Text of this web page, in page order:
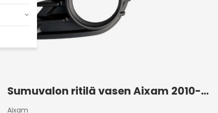
Sumuvalon ritilä vasen Aixam 2010-2013
Aixam